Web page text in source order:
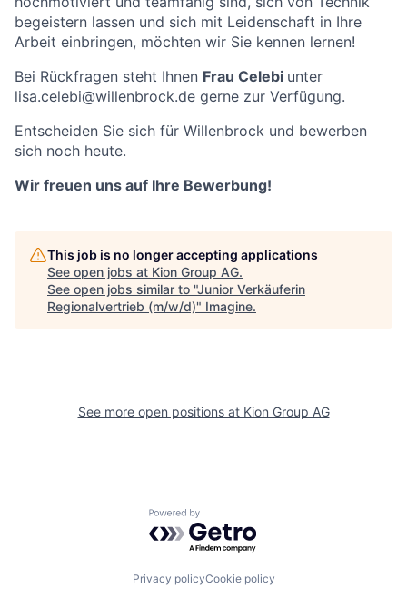
begeistern lassen und sich mit Leidenschaft in Ihre
Arbeit einbringen, möchten wir Sie kennen lernen!
Bei Rückfragen steht Ihnen Frau Celebi unter
lisa.celebi@willenbrock.de gerne zur Verfügung.
Entscheiden Sie sich für Willenbrock und bewerben
sich noch heute.
Wir freuen uns auf Ihre Bewerbung!
This job is no longer accepting applications
See open jobs at Kion Group AG.
See open jobs similar to "Junior Verkäuferin
Regionalvertrieb (m/w/d)" Imagine.
See more open positions at Kion Group AG
Powered by Getro.com
Privacy policyCookie policy